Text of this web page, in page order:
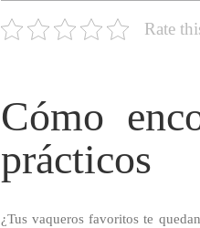
Rate
Cómo
prácticos
¿Tus vaqueros favoritos te